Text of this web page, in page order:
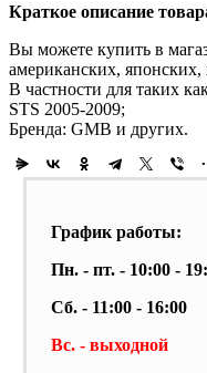
Краткое описание
Вы можете купить в
американских, японских,
В частности для таких
STS 2005-2009;
Бренда: GMB и других.
График работы:
Пн. - пт. - 10:00 -
Сб. - 11:00 - 16:00
Вс. - выходной